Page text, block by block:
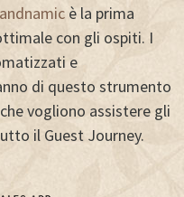
è la prima
con gli ospiti. I
e
di questo strumento
vogliono assistere gli
il Guest Journey.